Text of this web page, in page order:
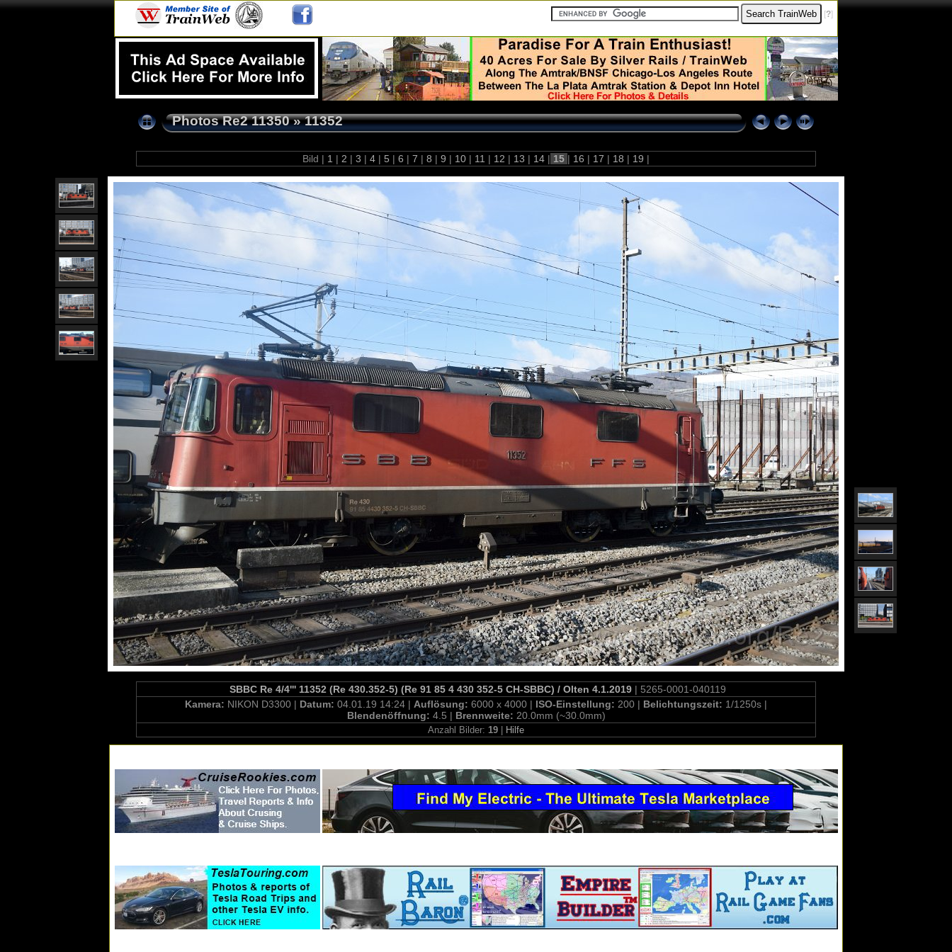
[?]
Photos Re2 11350»11352
Bild | 1 | 2 | 3 | 4 | 5 | 6 | 7 | 8 | 9 | 10 | 11 | 12 | 13 | 14 | 15 | 16 | 17 | 18 | 19 |
SBBC Re 4/4''' 11352 (Re 430.352-5) (Re 91 85 4 430 352-5 CH-SBBC) / Olten 4.1.2019| 5265-0001-040119
Kamera: NIKON D3300 | Datum: 04.01.19 14:24 | Auflösung: 6000 x 4000 | ISO-Einstellung: 200 | Belichtungszeit: 1/1250s |
Blendenöffnung: 4.5 | Brennweite: 20.0mm (~30.0mm)
Anzahl Bilder: 19 Hilfe